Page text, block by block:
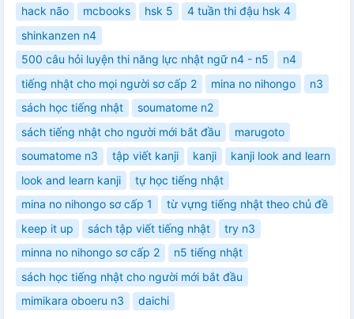
hack não mcbooks hsk 5
4 tuần thi đậu hsk 4
shinkanzen n4
500 câu hỏi luyện thi năng lực nhật ngữ n4 - n5
n4
tiếng nhật cho mọi người sơ cấp 2
mina no nihongo
n3
sách học tiếng nhật
soumatome n2
sách tiếng nhật cho người mới bắt đầu
marugoto
soumatome n3
tập viết kanji kanji
kanji look and learn
look and learn kanji
tự học tiếng nhật
mina no nihongo sơ cấp 1
từ vựng tiếng nhật theo chủ đề
keep it up
sách tập viết tiếng nhật
try n3
minna no nihongo sơ cấp 2
n5 tiếng nhật
sách học tiếng nhật cho người mới bắt đầu
mimikara oboeru n3
daichi